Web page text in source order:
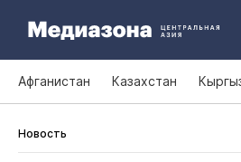
Афганистан Казахстан
Новость